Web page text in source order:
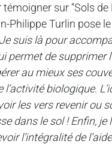
sur ‘‘Sols de
Philippe Turlin pose
suis là pour
permet de supprimer
au mieux ses
biologique.
les vers revenir ou
dans le sol ! Enfin, je
l’intégralité de